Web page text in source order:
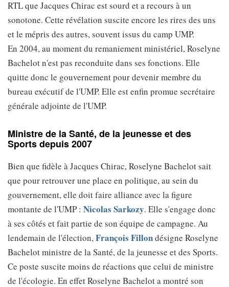
RTL que Jacques Chirac est sourd et a recours à un
sonotone. Cette révélation suscite encore les rires des uns
et le mépris des autres, souvent issus du camp UMP.
En 2004, au moment du remaniement ministériel, Roselyne
Bachelot n'est pas reconduite dans ses fonctions. Elle
quitte donc le gouvernement pour devenir membre du
bureau exécutif de l'UMP. Elle est enfin promue secrétaire
générale adjointe de l'UMP.
Ministre de la Santé, de la jeunesse et des
Sports depuis 2007
Bien que fidèle à Jacques Chirac, Roselyne Bachelot sait
que pour retrouver une place en politique, au sein du
gouvernement, elle doit faire alliance avec la figure
montante de l'UMP : Nicolas Sarkozy. Elle s'engage donc
à ses côtés et fait partie de son équipe de campagne. Au
lendemain de l'élection,François Fillondésigne Roselyne
Bachelot ministre de la Santé, de la jeunesse et des Sports.
Ce poste suscite moins de réactions que celui de ministre
de l'écologie. En effet Roselyne Bachelot a montré son